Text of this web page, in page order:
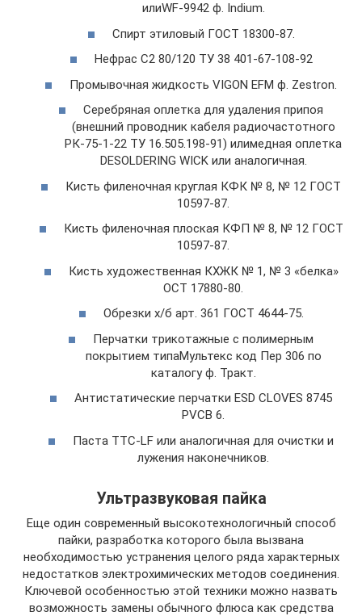
илиWF-9942 ф. Indium.
Спирт этиловый ГОСТ 18300-87.
Нефрас С2 80/120 ТУ 38 401-67-108-92
Промывочная жидкость VIGON EFM ф. Zestron.
Серебряная оплетка для удаления припоя
(внешний проводник кабеля радиочастотного
РК-75-1-22 ТУ 16.505.198-91) илимедная оплетка
DESOLDERING WICK или аналогичная.
Кисть филеночная круглая КФК № 8, № 12 ГОСТ
10597-87.
Кисть филеночная плоская КФП № 8, № 12 ГОСТ
10597-87.
Кисть художественная КХЖК № 1, № 3 «белка»
ОСТ 17880-80.
Обрезки х/б арт. 361 ГОСТ 4644-75.
Перчатки трикотажные с полимерным
покрытием типаМультекс код Пер 306 по
каталогу ф. Тракт.
Антистатические перчатки ESD CLOVES 8745
PVCB 6.
Паста ТТС-LF или аналогичная для очистки и
лужения наконечников.
Ультразвуковая пайка
Еще один современный высокотехнологичный способ
пайки, разработка которого была вызвана
необходимостью устранения целого ряда характерных
недостатков электрохимических методов соединения.
Ключевой особенностью этой техники можно назвать
возможность замены обычного флюса как средства